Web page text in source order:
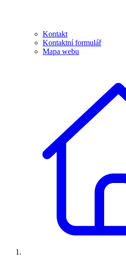
Kontakt
Kontaktní formulář
Mapa webu